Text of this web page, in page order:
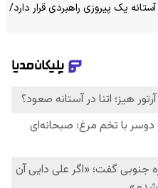
یک پیروزی راهبردی قرار دارد/